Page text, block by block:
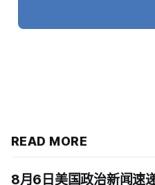
READ MORE
8月6日美国政治新闻速